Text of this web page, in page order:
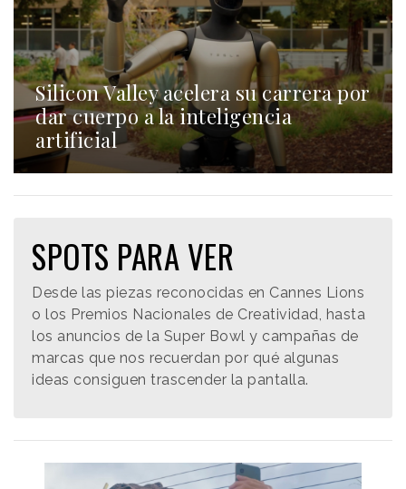
Silicon Valley acelera su carrera por
dar cuerpo a la inteligencia
artificial
SPOTS PARA VER
Desde las piezas reconocidas en Cannes Lions
o los Premios Nacionales de Creatividad, hasta
los anuncios de la Super Bowl y campañas de
marcas que nos recuerdan por qué algunas
ideas consiguen trascender la pantalla.